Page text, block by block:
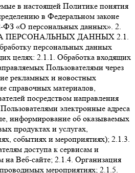
в настоящей Политике понятия
в Федеральном законе
«О персональных данных». 2.
ПЕРСОНАЛЬНЫХ ДАННЫХ 2.1.
персональных данных
целях: 2.1.1. Обработка входящих
Пользователями через
рекламных и новостных
справочных материалов,
посредством направления
электронные адреса
информирование об оказываемых
продуктах и услугах,
событиях и мероприятиях); 2.1.3.
доступа к сервисам и
на Веб-сайте; 2.1.4. Организация
мероприятиях; 2.1.5.